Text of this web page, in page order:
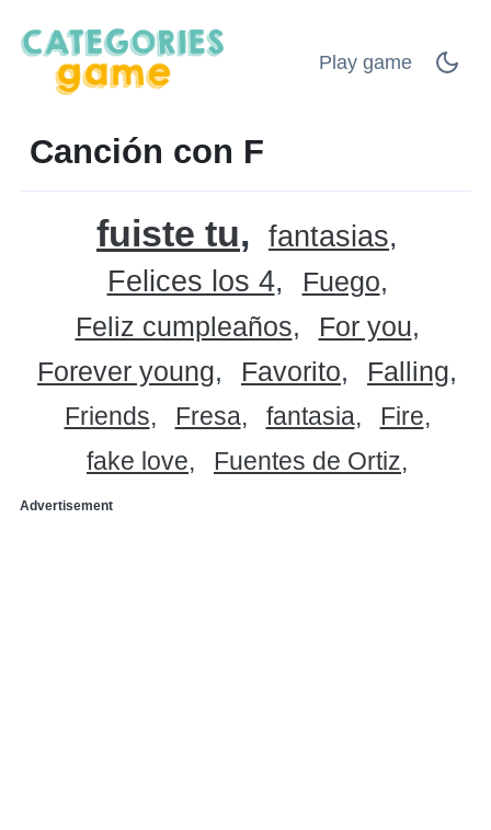
Play game
Canción con F
fuiste tu
fantasias
Felices los 4
Fuego
Feliz cumpleaños
For you
Forever young
Favorito Falling
Friends Fresa fantasia
Fire
fake love
Fuentes de Ortiz
Advertisement